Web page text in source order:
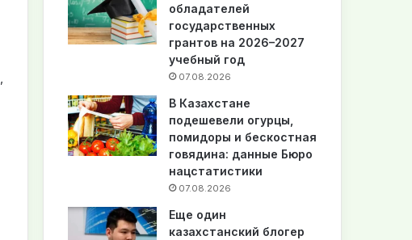
обладателей
государственных
грантов на 2026–2027
учебный год
07.08.2026
В Казахстане
подешевели огурцы,
помидоры и бескостная
говядина: данные Бюро
нацстатистики
07.08.2026
Еще один
казахстанский блогер